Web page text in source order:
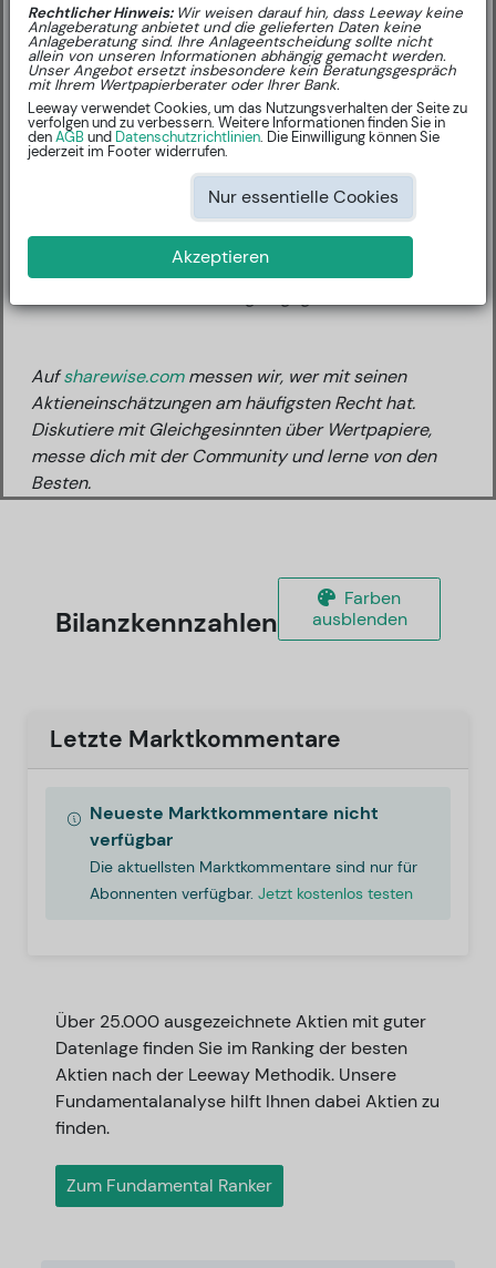
KURSZIEL: NA EUR na %
BUY: 0 SELL: 0
Neueste Ratings
Aufsharewise.commessen wir, wer mit seinen
Aktieneinschätzungen am häufigsten Recht hat.
Diskutiere mit Gleichgesinnten über Wertpapiere,
messe dich mit der Community und lerne von den
Besten.
Bilanzkennzahlen
Farben
ausblenden
Letzte Marktkommentare
Neueste Marktkommentare nicht
verfügbar
Die aktuellsten Marktkommentare sind nur für
Abonnenten verfügbar.Jetzt kostenlos testen
Über 25.000 ausgezeichnete Aktien mit guter
Datenlage finden Sie im Ranking der besten
Aktien nach der Leeway Methodik. Unsere
Fundamentalanalyse hilft Ihnen dabei Aktien zu
finden.
Zum Fundamental Ranker
Rechtlicher Hinweis: Wir weisen darauf hin, dass Leeway keine
Anlageberatung anbietet und die gelieferten Daten keine
Anlageberatung sind. Ihre Anlageentscheidung sollte nicht
allein von unseren Informationen abhängig gemacht werden.
Unser Angebot ersetzt insbesondere kein Beratungsgespräch
mit Ihrem Wertpapierberater oder Ihrer Bank.
Leeway verwendet Cookies, um das Nutzungsverhalten der Seite zu
verfolgen und zu verbessern. Weitere Informationen finden Sie in
denAGBund Datenschutzrichtlinien. Die Einwilligung können Sie
jederzeit im Footer widerrufen.
Nur essentielle Cookies
Akzeptieren